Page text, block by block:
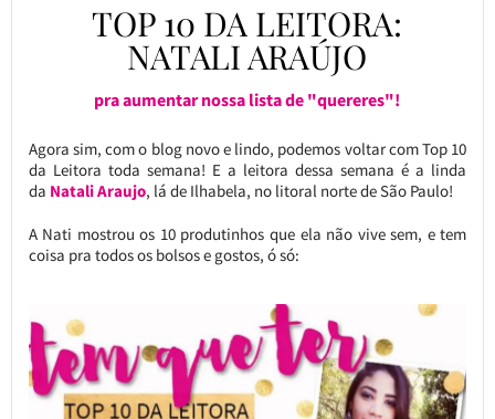
TOP 10 DA LEITORA:
NATALI ARAÚJO
pra aumentar nossa lista de "quereres"!
Agora sim, com o blog novo e lindo, podemos voltar com Top 10
da Leitora toda semana! E a leitora dessa semana é a linda
da Natali Araujo, lá de Ilhabela, no litoral norte de São Paulo!
A Nati mostrou os 10 produtinhos que ela não vive sem, e tem
coisa pra todos os bolsos e gostos, ó só: